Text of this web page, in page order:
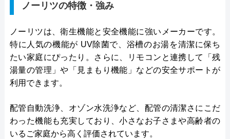
ノーリツの特徴・強み
ノーリツは、衛生機能と安全機能に強いメーカーです。
特に人気の機能が UV除菌で、浴槽のお湯を清潔に保ち
たい家庭にぴったり。さらに、リモコンと連携して「残
湯量の管理」や「見まもり機能」などの安全サポートが
利用できます。
配管自動洗浄、オゾン水洗浄など、配管の清潔さにこだ
わった機能も充実しており、小さなお子さまや高齢者の
いるご家庭から高く評価されています。